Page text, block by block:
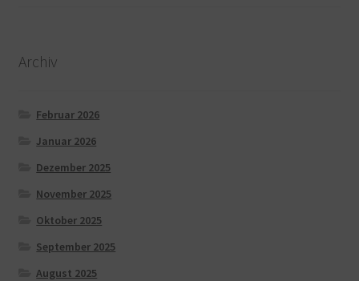
Archiv
Februar 2026
Januar 2026
Dezember 2025
November 2025
Oktober 2025
September 2025
August 2025